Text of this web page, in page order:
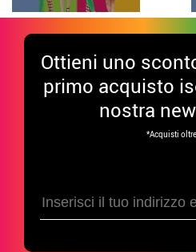
Ottieni uno
primo acquisto
nostra
*Acquisti